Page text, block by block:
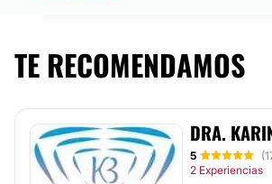
TE RECOMENDAMOS
DRA.
5
2 Experiencias